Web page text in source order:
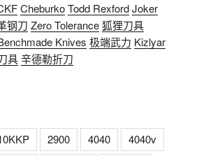
CheburkoTodd RexfordJoker
钢刀 Zero Tolerance狐狸刀具
Knives 极端武力 Kizlyar
具辛德勒折刀
2900 4040
4040v